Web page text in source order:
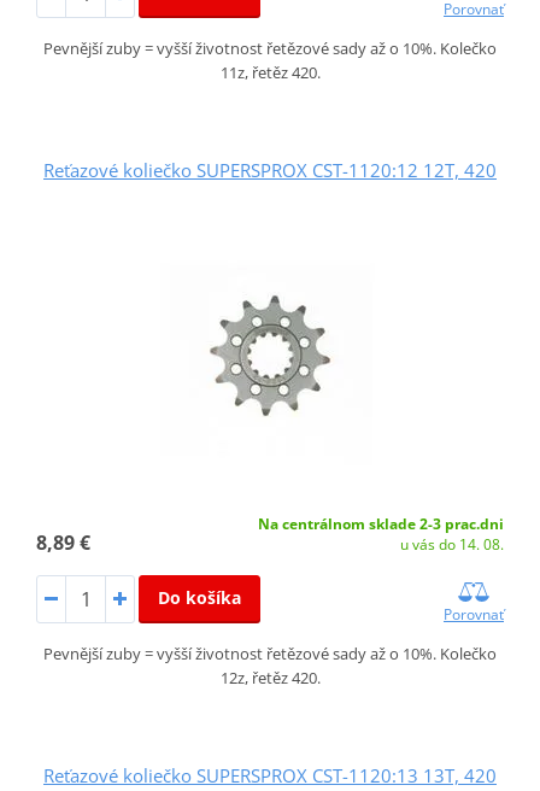
Porovnať
Pevnější zuby = vyšší životnost řetězové sady až o 10%. Kolečko
11z, řetěz 420.
Reťazové koliečko SUPERSPROX CST-1120:12 12T, 420
8,89 €
Na centrálnom sklade 2-3 prac.dni
u vás do 14. 08.
Do košíka
Porovnať
Pevnější zuby = vyšší životnost řetězové sady až o 10%. Kolečko
12z, řetěz 420.
Reťazové koliečko SUPERSPROX CST-1120:13 13T, 420